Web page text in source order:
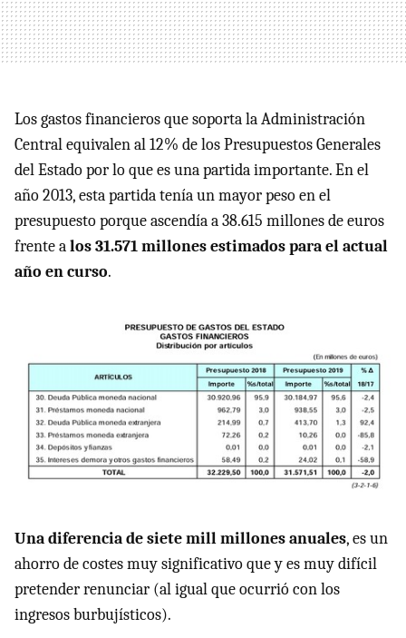
Los gastos financieros que soporta la Administración
Central equivalen al 12% de los Presupuestos Generales
del Estado por lo que es una partida importante. En el
año 2013, esta partida tenía un mayor peso en el
presupuesto porque ascendía a 38.615 millones de euros
frente alos 31.571 millones estimados para el actual
año en curso.
Una diferencia de siete mill millones anuales, es un
ahorro de costes muy significativo que y es muy difícil
pretender renunciar (al igual que ocurrió con los
ingresos burbujísticos).